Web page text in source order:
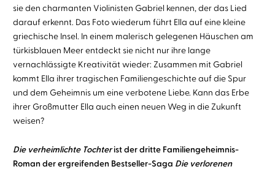
sie den charmanten Violinisten Gabriel kennen, der das Lied
darauf erkennt. Das Foto wiederum führt Ella auf eine kleine
griechische Insel. In einem malerisch gelegenen Häuschen am
türkisblauen Meer entdeckt sie nicht nur ihre lange
vernachlässigte Kreativität wieder: Zusammen mit Gabriel
kommt Ella ihrer tragischen Familiengeschichte auf die Spur
und dem Geheimnis um eine verbotene Liebe. Kann das Erbe
ihrer Großmutter Ella auch einen neuen Weg in die Zukunft
weisen?
Die verheimlichte Tochterist der dritte Familiengeheimnis-
Roman der ergreifenden Bestseller-Saga Die verlorenen